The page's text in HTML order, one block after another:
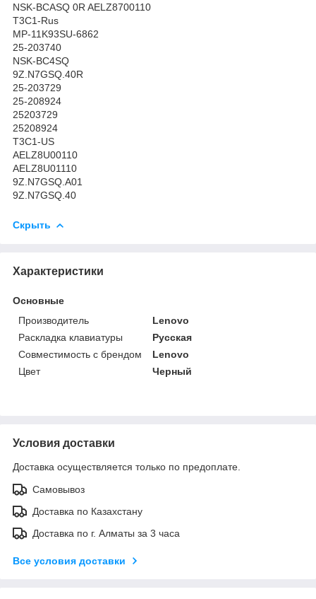
NSK-BCASQ 0R AELZ8700110
T3C1-Rus
MP-11K93SU-6862
25-203740
NSK-BC4SQ
9Z.N7GSQ.40R
25-203729
25-208924
25203729
25208924
T3C1-US
AELZ8U00110
AELZ8U01110
9Z.N7GSQ.A01
9Z.N7GSQ.40
Скрыть
Характеристики
Основные
Производитель
Lenovo
Раскладка клавиатуры
Русская
Совместимость с брендом
Lenovo
Цвет
Черный
Условия доставки
Доставка осуществляется только по предоплате.
Самовывоз
Доставка по Казахстану
Доставка по г. Алматы за 3 часа
Все условия доставки